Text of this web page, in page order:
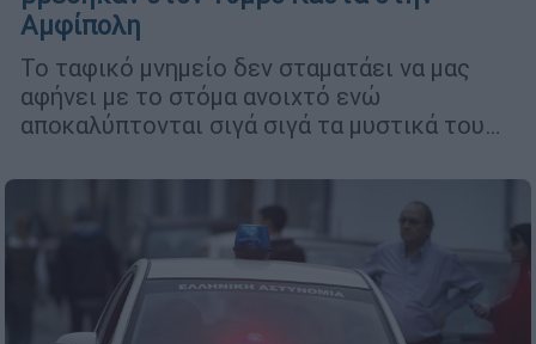
Αμφίπολη
Το ταφικό μνημείο δεν σταματάει να μας
αφήνει με το στόμα ανοιχτό ενώ
αποκαλύπτονται σιγά σιγά τα μυστικά του…